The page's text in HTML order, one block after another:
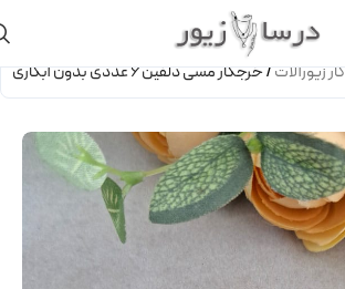
زیورآلات/خرجکار مسی دلفین 6 عددی بدون آبکاری